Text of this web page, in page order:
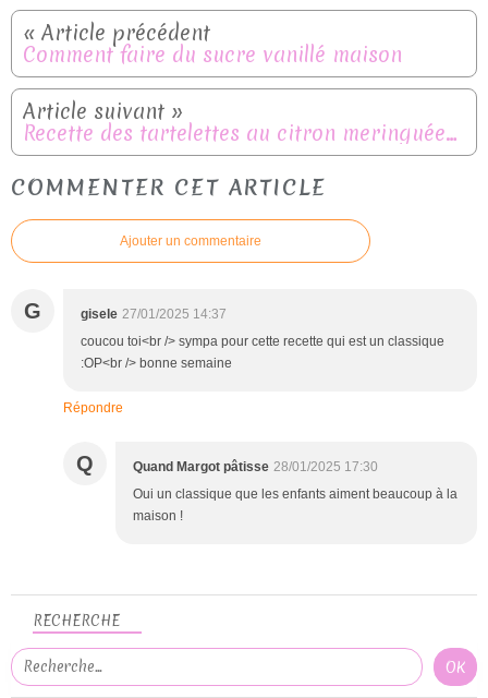
Comment faire du sucre vanillé maison
Recette des tartelettes au citron meringuées 🍋
COMMENTER CET ARTICLE
Ajouter un commentaire
G gisele 27/01/2025 14:37
coucou toi<br /> sympa pour cette recette qui est un classique
:OP<br /> bonne semaine
Répondre
Q Quand Margot pâtisse 28/01/2025 17:30
Oui un classique que les enfants aiment beaucoup à la
maison !
RECHERCHE